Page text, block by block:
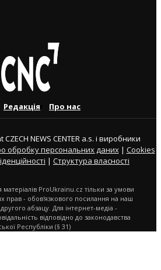
Редакція Про нас
NEWS CENTER a.s. і виробники
обробку персональних даних| Cookies
| Структура власності
ProUkrainu.cz тільки за умови
прав - обов'язкового посилання на наш
абзацу. Для інтернет-медіа -
відповідно до законодавства
Республіки (§ 31)